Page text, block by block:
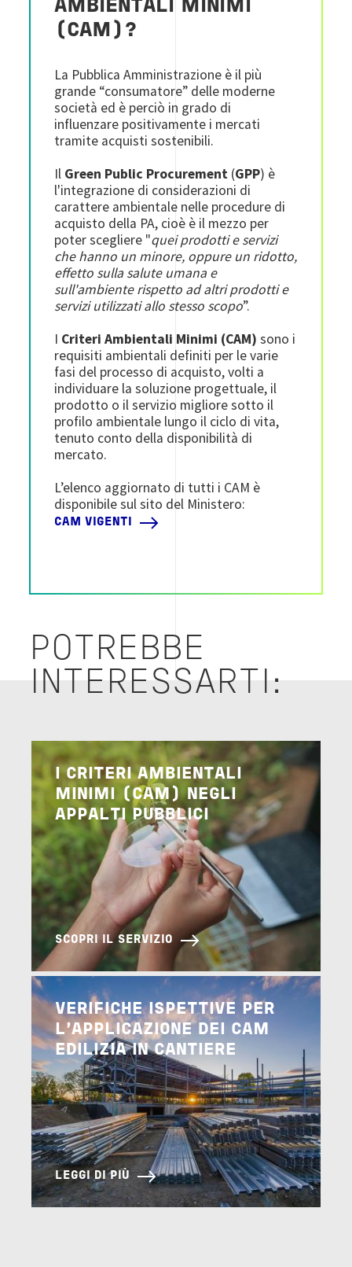
AMBIENTALI MINIMI
(CAM)?
La Pubblica Amministrazione è il più
grande “consumatore” delle moderne
società ed è perciò in grado di
influenzare positivamente i mercati
tramite acquisti sostenibili.
Il Green Public Procurement (GPP) è
l'integrazione di considerazioni di
carattere ambientale nelle procedure di
acquisto della PA, cioè è il mezzo per
poter scegliere "quei prodotti e servizi
che hanno un minore, oppure un ridotto,
effetto sulla salute umana e
sull'ambiente rispetto ad altri prodotti e
servizi utilizzati allo stesso scopo”.
I Criteri Ambientali Minimi (CAM) sono i
requisiti ambientali definiti per le varie
fasi del processo di acquisto, volti a
individuare la soluzione progettuale, il
prodotto o il servizio migliore sotto il
profilo ambientale lungo il ciclo di vita,
tenuto conto della disponibilità di
mercato.
L’elenco aggiornato di tutti i CAM è
disponibile sul sito del Ministero:
CAM VIGENTI
POTREBBE
INTERESSARTI:
Image
I CRITERI AMBIENTALI
MINIMI (CAM) NEGLI
APPALTI PUBBLICI
SCOPRI IL SERVIZIO
Image
VERIFICHE ISPETTIVE PER
L'APPLICAZIONE DEI CAM
EDILIZIA IN CANTIERE
LEGGI DI PIÙ